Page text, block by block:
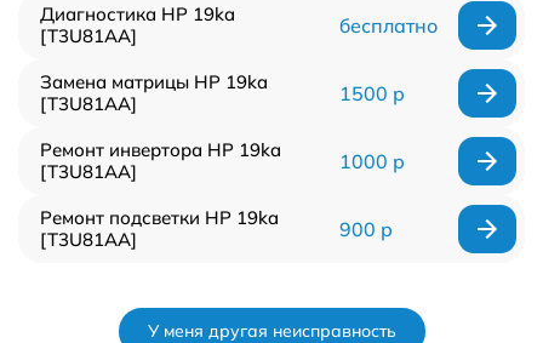
Диагностика HP 19ka
[T3U81AA]
бесплатно
Замена матрицы HP 19ka
[T3U81AA]
1500 р
Ремонт инвертора HP 19ka
[T3U81AA]
1000 р
Ремонт подсветки HP 19ka
[T3U81AA]
900 р
У меня другая неисправность